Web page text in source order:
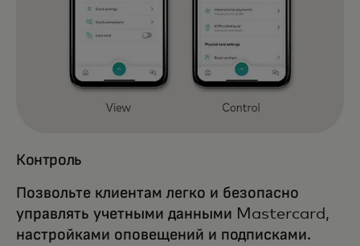
Контроль
Позвольте клиентам легко и безопасно
управлять учетными данными Mastercard,
настройками оповещений и подписками.